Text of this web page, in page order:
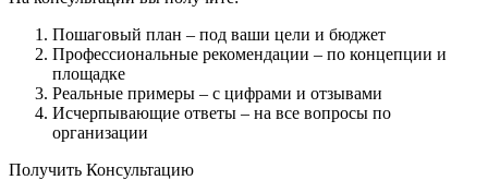
Пошаговый план – под ваши цели и бюджет
Профессиональные рекомендации – по концепции и
площадке
Реальные примеры – с цифрами и отзывами
Исчерпывающие ответы – на все вопросы по
организации
Получить Консультацию